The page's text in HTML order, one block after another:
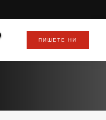
ПИШЕТЕ НИ